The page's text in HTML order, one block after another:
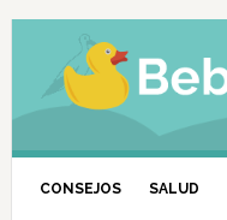
CONSEJOS SALUD